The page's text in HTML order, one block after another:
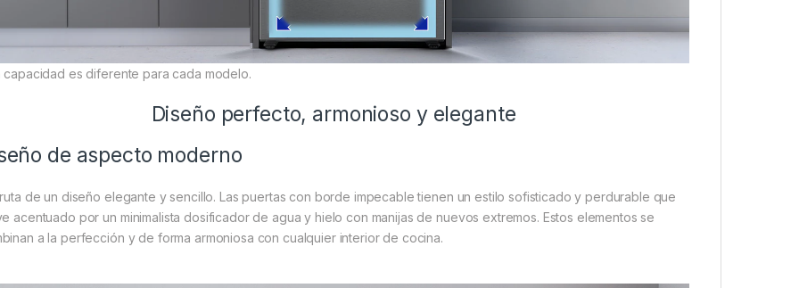
capacidad es diferente para cada modelo.
Diseño perfecto, armonioso y elegante
de aspecto moderno
de un diseño elegante y sencillo. Las puertas con borde impecable tienen un estilo sofisticado y perdurable que
acentuado por un minimalista dosificador de agua y hielo con manijas de nuevos extremos. Estos elementos se
a la perfección y de forma armoniosa con cualquier interior de cocina.